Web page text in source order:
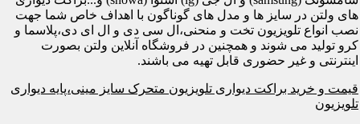
های ولتن در سایز ها و مدل های گوناگون با اهداف خاص شما جهت
نصب انواع تلویزیون تخت و منحنی،ال سی دی و ال ای دی،پلاسما و
کرو تولید می شوند و همچنین در فروشگاه آنلاین ولتن بصورت
اینترنتی و غیر حضوری قابل تهیه می باشند.
قیمت و خرید براکت دیواری تلویزیون متحرک سایز مینی،پایه دیواری
تلویزیون